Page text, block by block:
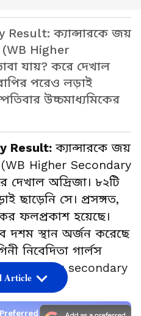
Result: ক্যান্সারকে জয়
(WB Higher
যায়? করে দেখাল
পরেও লড়াই
উচ্চমাধ্যমিকের
Result: ক্যান্সারকে জয়
Higher Secondary
দেখাল অদ্রিজা। ৮২টি
ছাড়েনি সে। প্রসঙ্গত,
ফলপ্রকাশ হয়েছে।
দশম স্থান অর্জন করেছে
নিবেদিতা গার্লস
(wb higher secondary
Article